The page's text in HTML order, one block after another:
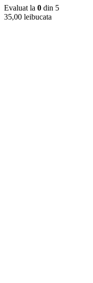
Evaluat la 0 din 5
35,00 leibucata